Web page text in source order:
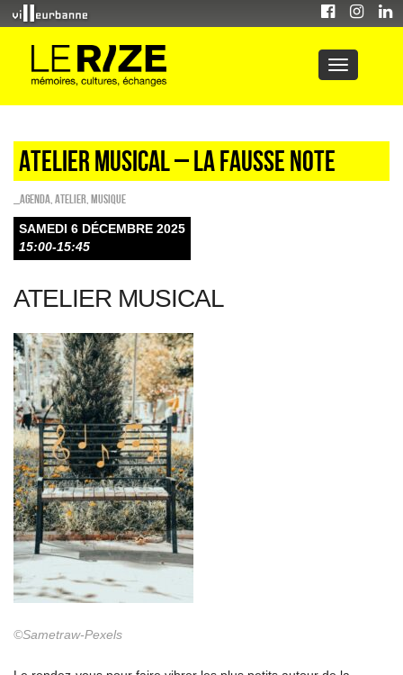
ATELIER MUSICAL – LA FAUSSE NOTE
_Agenda Atelier Musique
SAMEDI 6 DÉCEMBRE 2025
15:00-15:45
ATELIER MUSICAL
©Sametraw-Pexels